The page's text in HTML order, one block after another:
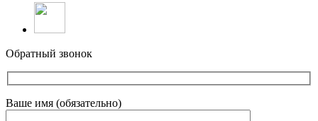
Обратный звонок
Ваше имя (обязательно)